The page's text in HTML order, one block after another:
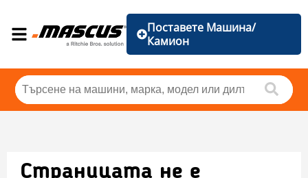
Поставете Машина/
Камион
Страницата не е